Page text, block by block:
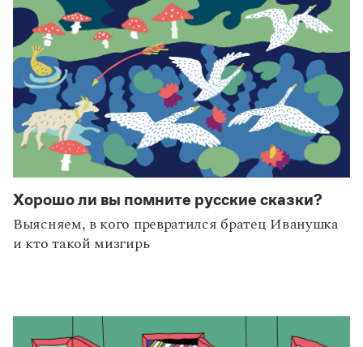
Хорошо ли вы помните русские сказки?
Выясняем, в кого превратился братец Иванушка
и кто такой мизгирь